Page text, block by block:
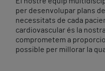
per desenvolupar plans
necessitats de cada
cardiovascular és la
comprometem a
possible per millorar la